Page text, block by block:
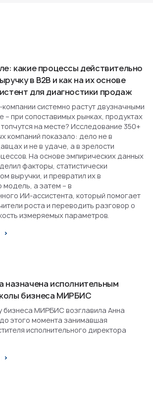
какие процессы действительно
в B2B и как на их основе
для диагностики продаж
системно растут двузначными
– при сопоставимых рынках, продуктах
на месте? Исследование 350+
компаний показало: дело не в
и не в удаче, а в зрелости
На основе эмпирических данных
факторы, статистически
выручки, и превратил их в
модель, а затем – в
ИИ-ассистента, который помогает
роста и переводить разговор о
измеряемых параметров.
назначена исполнительным
бизнеса МИРБИС
бизнеса МИРБИС возглавила Анна
этого момента занимавшая
исполнительного директора